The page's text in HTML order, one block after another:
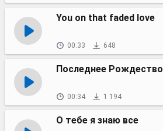
You on that faded love
00:33 648
Последнее Рождество
00:34 1 194
О тебе я знаю все